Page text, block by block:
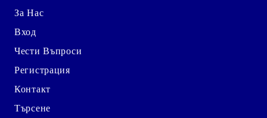
За Нас
Вход
Чести Въпроси
Регистрация
Контакт
Търсене